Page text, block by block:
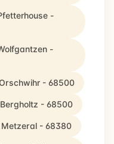
-
-
- 68500
- 68500
Metzeral - 68380